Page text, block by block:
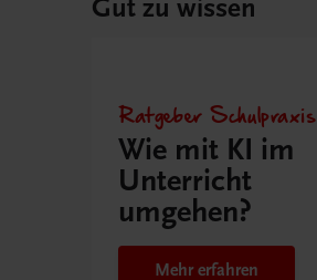
Gut zu wissen
Ratgeber Schulpraxis
Wie mit KI im
Unterricht
umgehen?
Mehr erfahren